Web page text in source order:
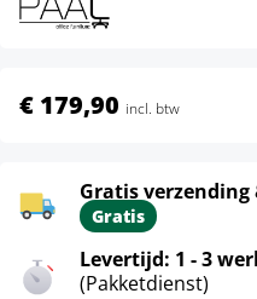
€ 179,90 incl. btw
Gratis
Gratis
Levertijd: 1 - 3
(Pakketdienst)